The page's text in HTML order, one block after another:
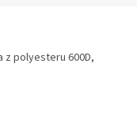
z polyesteru 600D,